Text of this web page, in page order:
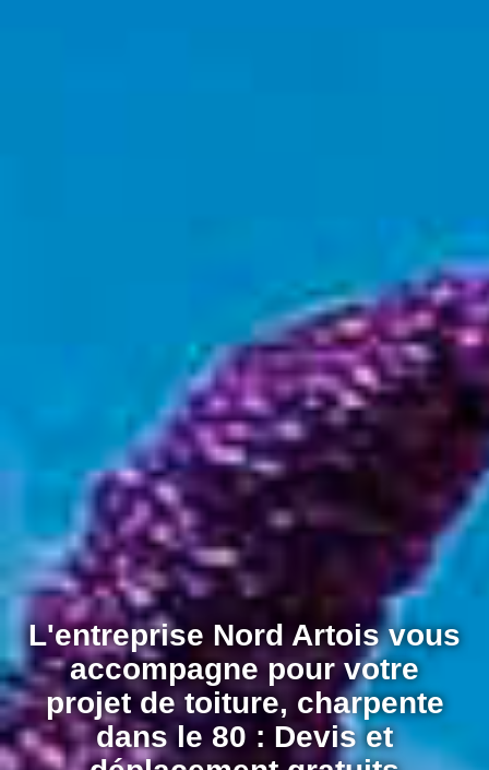
L'entreprise Nord Artois vous
accompagne pour votre
projet de toiture, charpente
dans le 80 : Devis et